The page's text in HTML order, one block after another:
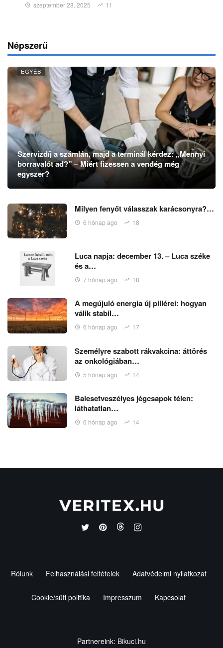
szeptember 28, 2025 11
Népszerű
EGYÉB
Szervízdíj a számlán, majd a terminál kérdez: „Mennyi
borravalót ad?” – Miért fizessen a vendég még
egyszer?
Milyen fenyőt válasszak karácsonyra?…
6 hónap ago 18
Luca napja: december 13. – Luca széke
és a…
7 hónap ago 18
A megújuló energia új pillérei: hogyan
válik stabil…
6 hónap ago 17
Személyre szabott rákvakcina: áttörés
az onkológiában…
5 hónap ago 14
Balesetveszélyes jégcsapok télen:
láthatatlan…
6 hónap ago 14
Rólunk Felhasználási feltételek Adatvédelmi nyilatkozat
Cookie/süti politika Impresszum Kapcsolat
Partnereink: Bikuci.hu